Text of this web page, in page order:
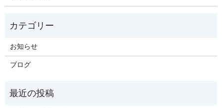
お知らせ
ブログ